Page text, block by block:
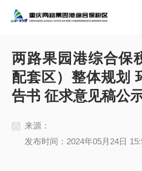
港区概况
招商服务
机构职能
两路果园港综合保
配套区）整体规划
告书 征求意见稿公
来源：
发布时间：2024年05月24日